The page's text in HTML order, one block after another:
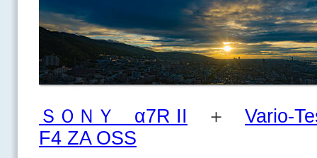
ＳＯＮＹ α7R II ＋
Vario-
F4 ZA OSS